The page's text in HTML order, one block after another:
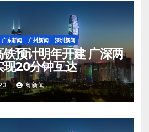
广东新闻 广州新闻 深圳新闻
预计明年开建 广深两
现20分钟互达
粤新闻